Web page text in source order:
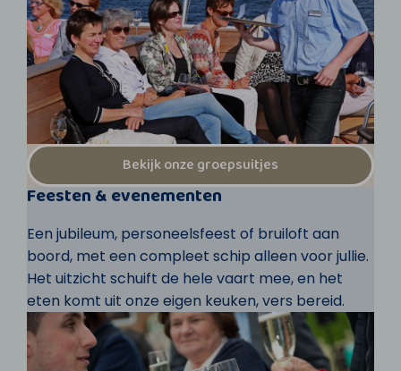
Bekijk onze groepsuitjes
Feesten & evenementen
Een jubileum, personeelsfeest of bruiloft aan
boord, met een compleet schip alleen voor jullie.
Het uitzicht schuift de hele vaart mee, en het
eten komt uit onze eigen keuken, vers bereid.